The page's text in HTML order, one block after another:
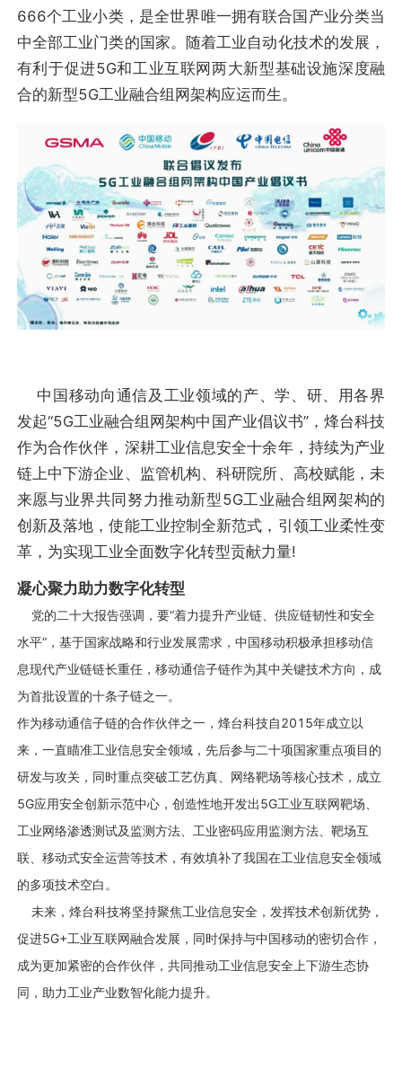
666个工业小类，是全世界唯一拥有联合国产业分类当
中全部工业门类的国家。随着工业自动化技术的发展，
有利于促进5G和工业互联网两大新型基础设施深度融
合的新型5G工业融合组网架构应运而生。
中国移动向通信及工业领域的产、学、研、用各界
发起“5G工业融合组网架构中国产业倡议书”，烽台科技
作为合作伙伴，深耕工业信息安全十余年，持续为产业
链上中下游企业、监管机构、科研院所、高校赋能，未
来愿与业界共同努力推动新型5G工业融合组网架构的
创新及落地，使能工业控制全新范式，引领工业柔性变
革，为实现工业全面数字化转型贡献力量!
凝心聚力助力数字化转型
党的二十大报告强调，要“着力提升产业链、供应链韧性和安全
水平”，基于国家战略和行业发展需求，中国移动积极承担移动信
息现代产业链链长重任，移动通信子链作为其中关键技术方向，成
为首批设置的十条子链之一。
作为移动通信子链的合作伙伴之一，烽台科技自2015年成立以
来，一直瞄准工业信息安全领域，先后参与二十项国家重点项目的
研发与攻关，同时重点突破工艺仿真、网络靶场等核心技术，成立
5G应用安全创新示范中心，创造性地开发出5G工业互联网靶场、
工业网络渗透测试及监测方法、工业密码应用监测方法、靶场互
联、移动式安全运营等技术，有效填补了我国在工业信息安全领域
的多项技术空白。
未来，烽台科技将坚持聚焦工业信息安全，发挥技术创新优势，
促进5G+工业互联网融合发展，同时保持与中国移动的密切合作，
成为更加紧密的合作伙伴，共同推动工业信息安全上下游生态协
同，助力工业产业数智化能力提升。